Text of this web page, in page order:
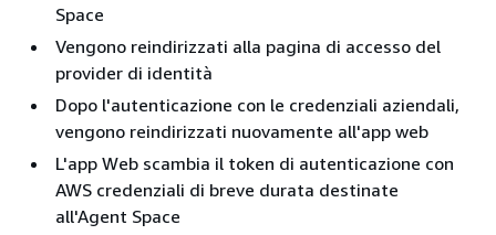
Space
Vengono reindirizzati alla pagina di accesso del
provider di identità
Dopo l'autenticazione con le credenziali aziendali,
vengono reindirizzati nuovamente all'app web
L'app Web scambia il token di autenticazione con
AWS credenziali di breve durata destinate
all'Agent Space